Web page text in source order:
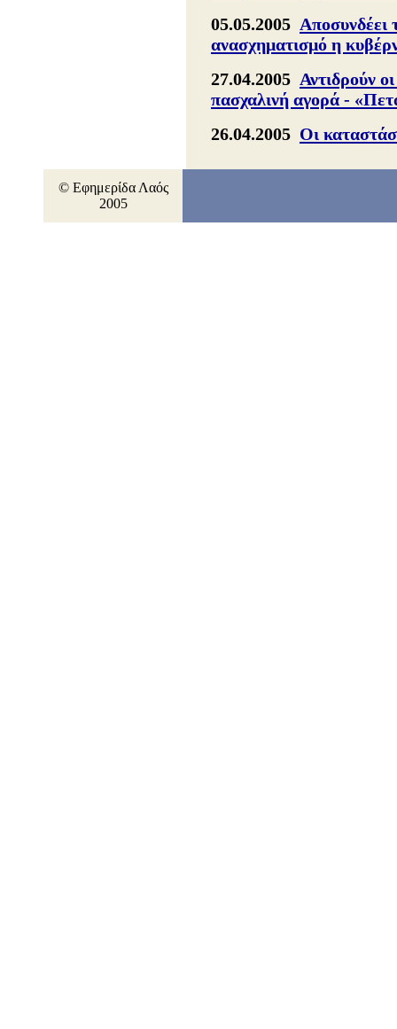
05.05.2005 Αποσυνδέει
ανασχηματισμό η
27.04.2005 Αντιδρούν
πασχαλινή αγορά -
26.04.2005 Οι
© Εφημερίδα Λαός
2005